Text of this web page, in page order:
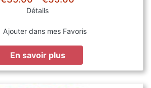
Détails
Ajouter dans mes Favoris
En savoir plus